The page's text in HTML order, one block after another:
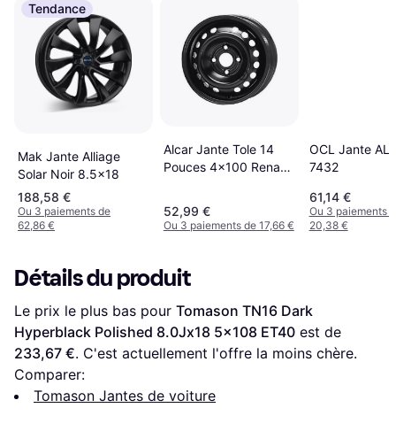
Tendance
Mak Jante Alliage
Solar Noir 8.5x18
188,58 €
Ou 3 paiements de
62,86 €
Alcar Jante Tole 14
Pouces 4x100 Renault
Twingo - 6530
52,99 €
Ou 3 paiements de 17,66 €
OCL Jante
7432
61,14 €
Ou 3 paiements
20,38 €
Détails du produit
Le prix le plus bas pour Tomason TN16 Dark
Hyperblack Polished 8.0Jx18 5x108 ET40
233,67 €. C'est actuellement l'offre la moins chère.
Comparer:
Tomason Jantes de voiture